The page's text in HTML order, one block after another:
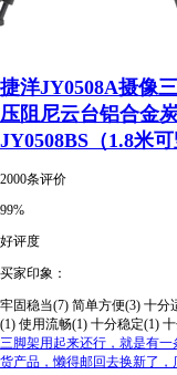
捷洋JY0508A摄像
压阻尼云台铝合金
JY0508BS（1.8米
2000条评价
99%
好评度
买家印象：
牢固稳当(7) 简单方便(3) 十分
(1) 使用流畅(1) 十分稳定(1)
三脚架用起来还行，就是有
货产品，懒得邮回去换新了